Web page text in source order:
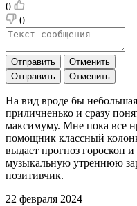
0
0
Отправить
Отменить
Отправить
Отменить
На вид вроде бы
приличненько и сразу
максимуму. Мне пока все
помощник классный
выдает прогноз гороскоп
музыкальную утреннюю
позитивчик.
22 февраля 2024